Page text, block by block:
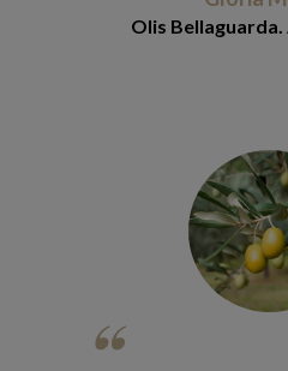
Olis Bellaguarda.